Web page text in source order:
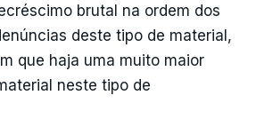
brutal na ordem dos
deste tipo de material,
que haja uma muito maior
neste tipo de